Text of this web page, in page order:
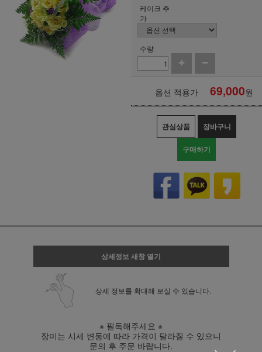
케이크 추
가
수량
옵션 적용가 69,000원
관심상품 장바구니
구매하기
상세정보 새창 열기
상세 정보를 확대해 보실 수 있습니다.
※ 필독해주세요 ※
장미는 시세 변동에 따라 가격이 달라질 수 있으니
문의 후 주문 바랍니다.